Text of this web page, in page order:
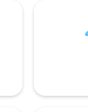
et les
S&T et Fort
à
le long